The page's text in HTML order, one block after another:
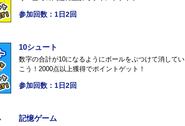
参加回数：1日2回
10シュート
数字の合計が10になるようにボールをぶつけて消してい
こう！2000点以上獲得でポイントゲット！
参加回数：1日2回
記憶ゲーム